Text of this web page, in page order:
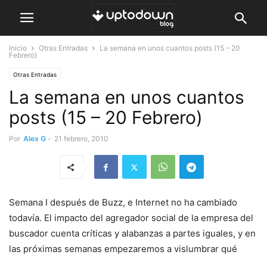
Inicio Otras Entradas
La semana en unos cuantos posts (15 – 20
Febrero)
Otras Entradas
La semana en unos cuantos
posts (15 – 20 Febrero)
Por Alex G - 21 febrero, 2010
Semana I después de Buzz, e Internet no ha cambiado
todavía. El impacto del agregador social de la empresa del
buscador cuenta críticas y alabanzas a partes iguales, y en
las próximas semanas empezaremos a vislumbrar qué